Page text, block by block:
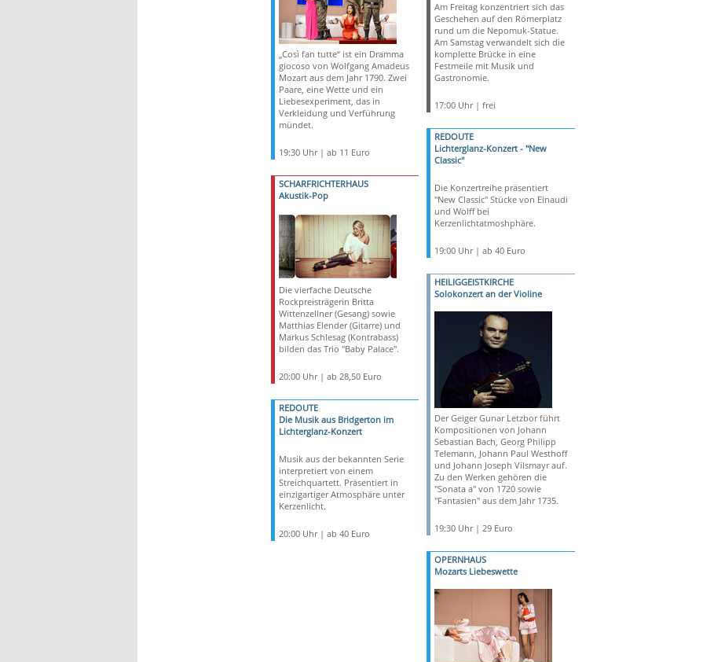
„Così fan tutte“ ist ein Dramma
giocoso von Wolfgang Amadeus
Mozart aus dem Jahr 1790. Zwei
Paare, eine Wette und ein
Liebesexperiment, das in
Verkleidung und Verführung
mündet.
19:30 Uhr | ab 11 Euro
SCHARFRICHTERHAUS
Akustik-Pop
Die vierfache Deutsche
Rockpreisträgerin Britta
Wittenzellner (Gesang) sowie
Matthias Elender (Gitarre) und
Markus Schlesag (Kontrabass)
bilden das Trio "Baby Palace".
20:00 Uhr | ab 28,50 Euro
REDOUTE
Die Musik aus Bridgerton im
Lichterglanz-Konzert
Musik aus der bekannten Serie
interpretiert von einem
Streichquartett. Präsentiert in
einzigartiger Atmosphäre unter
Kerzenlicht.
20:00 Uhr | ab 40 Euro
Am Freitag konzentriert sich das
Geschehen auf den Römerplatz
rund um die Nepomuk-Statue.
Am Samstag verwandelt sich die
komplette Brücke in eine
Festmeile mit Musik und
Gastronomie.
17:00 Uhr | frei
REDOUTE
Lichterglanz-Konzert - "New
Classic"
Die Konzertreihe präsentiert
"New Classic" Stücke von Einaudi
und Wolff bei
Kerzenlichtatmoshphäre.
19:00 Uhr | ab 40 Euro
HEILIGGEISTKIRCHE
Solokonzert an der Violine
Der Geiger Gunar Letzbor führt
Kompositionen von Johann
Sebastian Bach, Georg Philipp
Telemann, Johann Paul Westhoff
und Johann Joseph Vilsmayr auf.
Zu den Werken gehören die
"Sonata a" von 1720 sowie
"Fantasien" aus dem Jahr 1735.
19:30 Uhr | 29 Euro
OPERNHAUS
Mozarts Liebeswette